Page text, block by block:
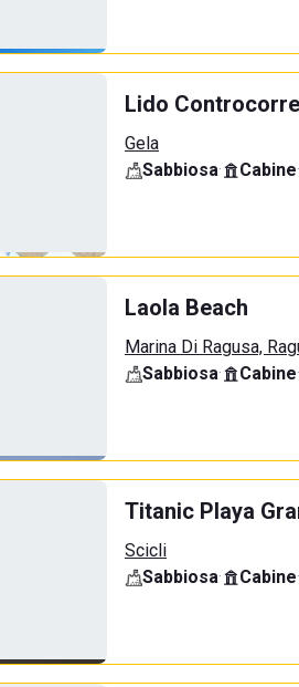
Lido
Gela
Sabbiosa· Cabine·
Laola Beach
Marina Di Ragusa,
Sabbiosa· Cabine·
Titanic Playa
Scicli
Sabbiosa· Cabine·